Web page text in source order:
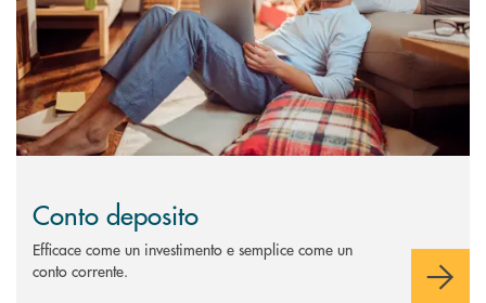
Conto deposito
Efficace come un investimento e semplice come un
conto corrente.